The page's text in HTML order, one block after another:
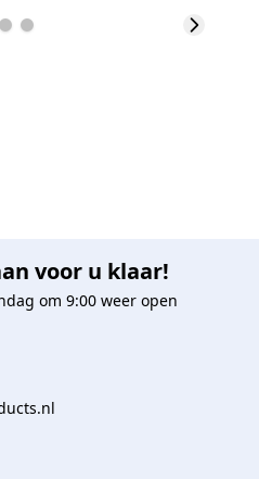
voor u klaar!
om 9:00 weer open